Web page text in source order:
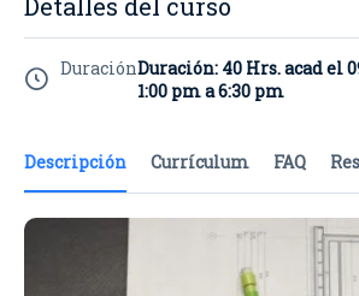
Descripción Currículum FAQ
DuraciónDuración: 40 Hrs. acad el
1:00 pm a 6:30 pm